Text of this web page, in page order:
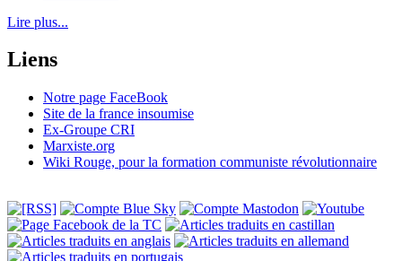
Lire plus...
Liens
Notre page FaceBook
Site de la france insoumise
Ex-Groupe CRI
Marxiste.org
Wiki Rouge, pour la formation communiste révolutionnaire